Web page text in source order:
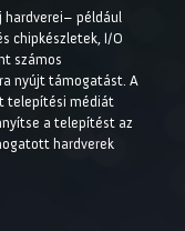
hardverei– például
chipkészletek, I/O
számos
nyújt támogatást. A
telepítési médiát
a telepítést az
hardverek